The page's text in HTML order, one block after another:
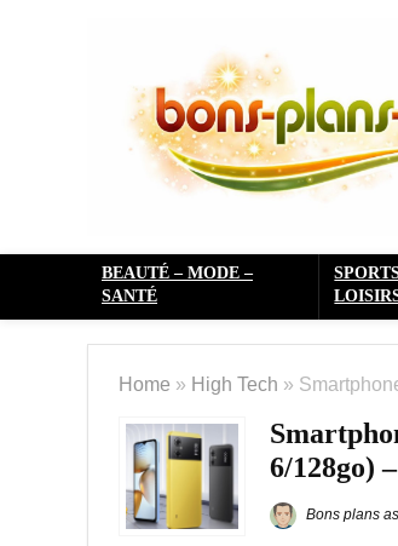
BEAUTÉ – MODE –
SANTÉ
Home » High Tech »
6/128go)
Bons plans